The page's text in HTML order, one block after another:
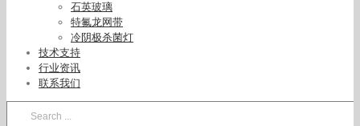
石英玻璃
特氟龙网带
冷阴极杀菌灯
技术支持
行业资讯
联系我们